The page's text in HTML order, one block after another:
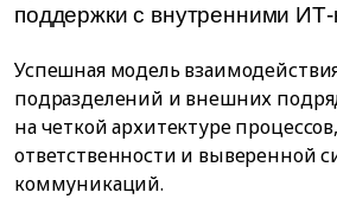
поддержки с внутренними
Успешная модель
подразделений и внешних
на четкой архитектуре
ответственности и выверенной
коммуникаций.